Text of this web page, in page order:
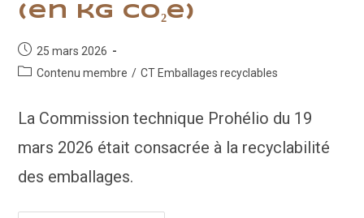
(en kg CO₂e)
Publication
publiée :
25 mars 2026
PostContenu membre / CT Emballages recyclables
La Commission technique Prohélio du 19
mars 2026 était consacrée à la recyclabilité
des emballages.